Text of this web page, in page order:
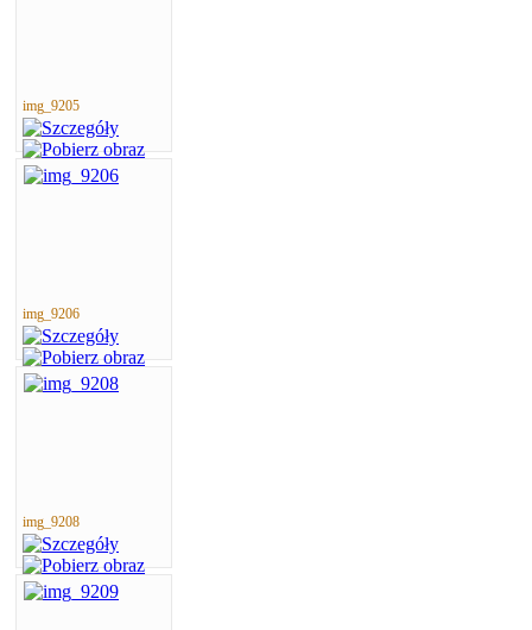
img_9205
img_9206
img_9208